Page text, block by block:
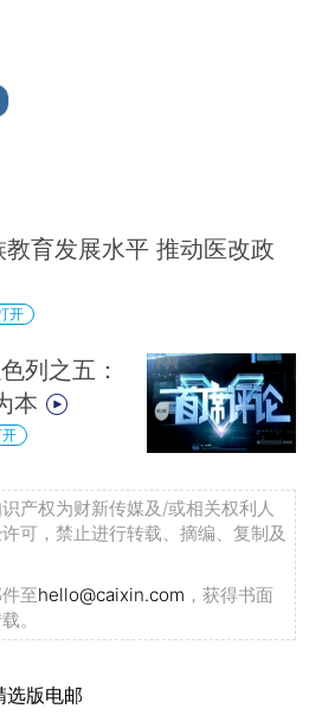
育发展水平 推动医改政
开
列之五：
本
产权为财新传媒及/或相关权利人
可，禁止进行转载、摘编、复制及
至hello@caixin.com ，获得书面
。
选版电邮